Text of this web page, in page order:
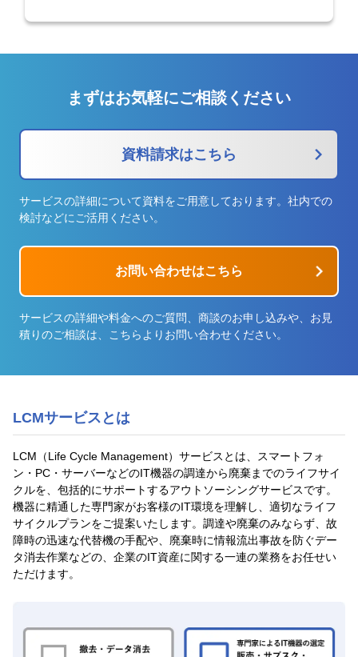
まずはお気軽にご相談ください
資料請求はこちら
サービスの詳細について資料をご用意しております。社内での
検討などにご活用ください。
お問い合わせはこちら
サービスの詳細や料金へのご質問、商談のお申し込みや、お見
積りのご相談は、こちらよりお問い合わせください。
LCMサービスとは
LCM（Life Cycle Management）サービスとは、スマートフォ
ン・PC・サーバーなどのIT機器の調達から廃棄までのライフサイ
クルを、包括的にサポートするアウトソーシングサービスです。
機器に精通した専門家がお客様のIT環境を理解し、適切なライフ
サイクルプランをご提案いたします。調達や廃棄のみならず、故
障時の迅速な代替機の手配や、廃棄時に情報流出事故を防ぐデー
タ消去作業などの、企業のIT資産に関する一連の業務をお任せい
ただけます。